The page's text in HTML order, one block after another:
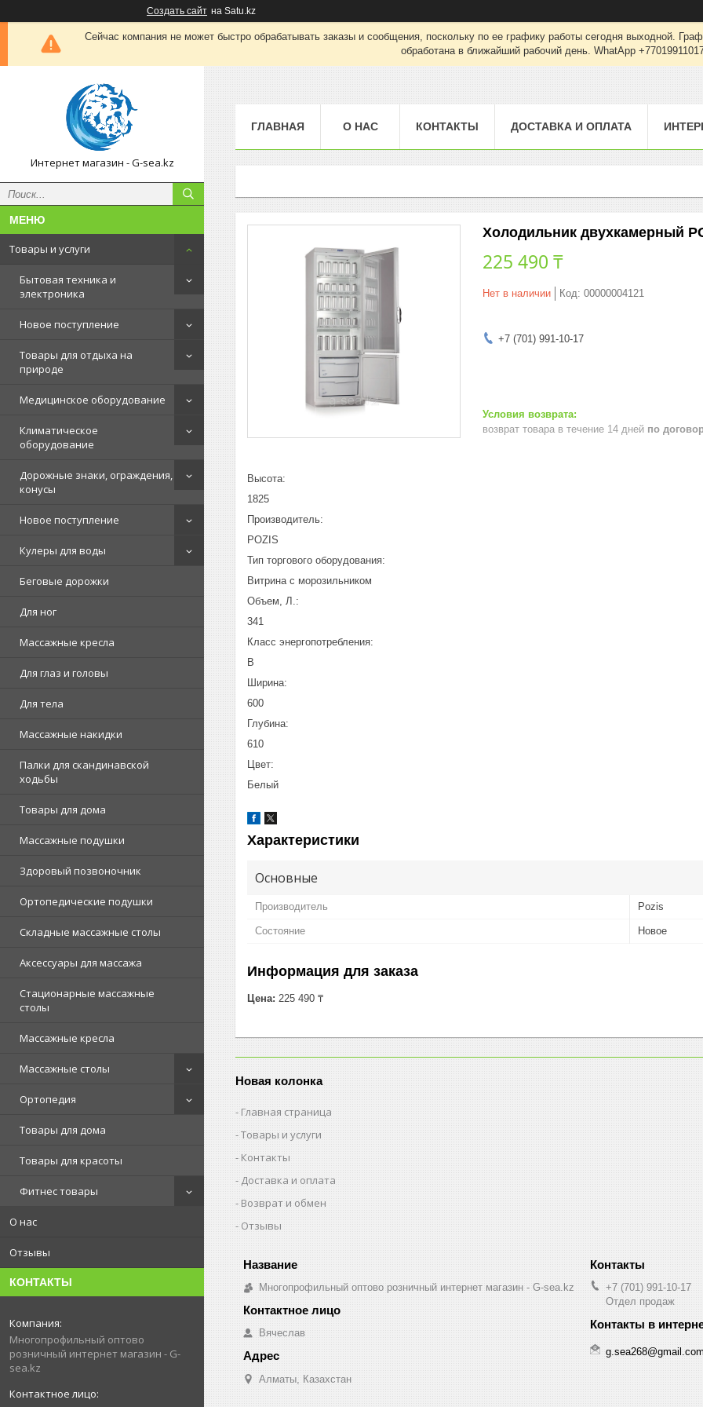
Создать сайт на Satu.kz
Сейчас компания не может быстро обрабатывать заказы и сообщения, поскольку по ее графику работы сегодня выходной.
обработана в ближайший рабочий день. WhatApp
Интернет магазин - G-sea.kz
Товары и услуги
Бытовая техника и
электроника
Новое поступление
Товары для отдыха на
природе
Медицинское оборудование
Климатическое
оборудование
Дорожные знаки, ограждения,
конусы
Новое поступление
Кулеры для воды
Беговые дорожки
Для ног
Массажные кресла
Для глаз и головы
Для тела
Массажные накидки
Палки для скандинавской
ходьбы
Товары для дома
Массажные подушки
Здоровый позвоночник
Ортопедические подушки
Складные массажные столы
Аксессуары для массажа
Стационарные массажные
столы
Массажные кресла
Массажные столы
Ортопедия
Товары для дома
Товары для красоты
Фитнес товары
О нас
Отзывы
КОНТАКТЫ
Многопрофильный оптово
розничный интернет магазин - G-
sea.kz
ГЛАВНАЯ О НАС КОНТАКТЫ ДОСТАВКА И ОПЛАТА
Холодильник двухкамерный
225 490 ₸
Нет в наличии Код: 00000004121
+7 (701) 991-10-17
возврат товара в течение 14 дней по
Высота:
1825
Производитель:
POZIS
Тип торгового оборудования:
Витрина с морозильником
Объем, Л.:
341
Класс энергопотребления:
B
Ширина:
600
Глубина:
610
Цвет:
Белый
Характеристики
Основные
Производитель Pozis
Состояние Новое
Информация для заказа
Цена: 225 490 ₸
Новая колонка
Главная страница
Товары и услуги
Контакты
Доставка и оплата
Возврат и обмен
Отзывы
Многопрофильный оптово розничный интернет магазин - G-sea.kz
Вячеслав
Алматы, Казахстан
+7 (701) 991-10-17
Отдел продаж
g.sea268@gmail.com